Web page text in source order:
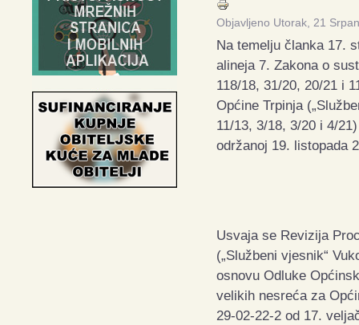
Objavljeno Utorak, 21
Na temelju članka 17.
alineja 7. Zakona o
118/18, 31/20, 20/21 i
Općine Trpinja
11/13, 3/18, 3/20 i 4/
održanoj 19. listopada
Usvaja se Revizija
(„Službeni vjesnik“
osnovu Odluke
velikih nesreća za
29-02-22-2 od 17.